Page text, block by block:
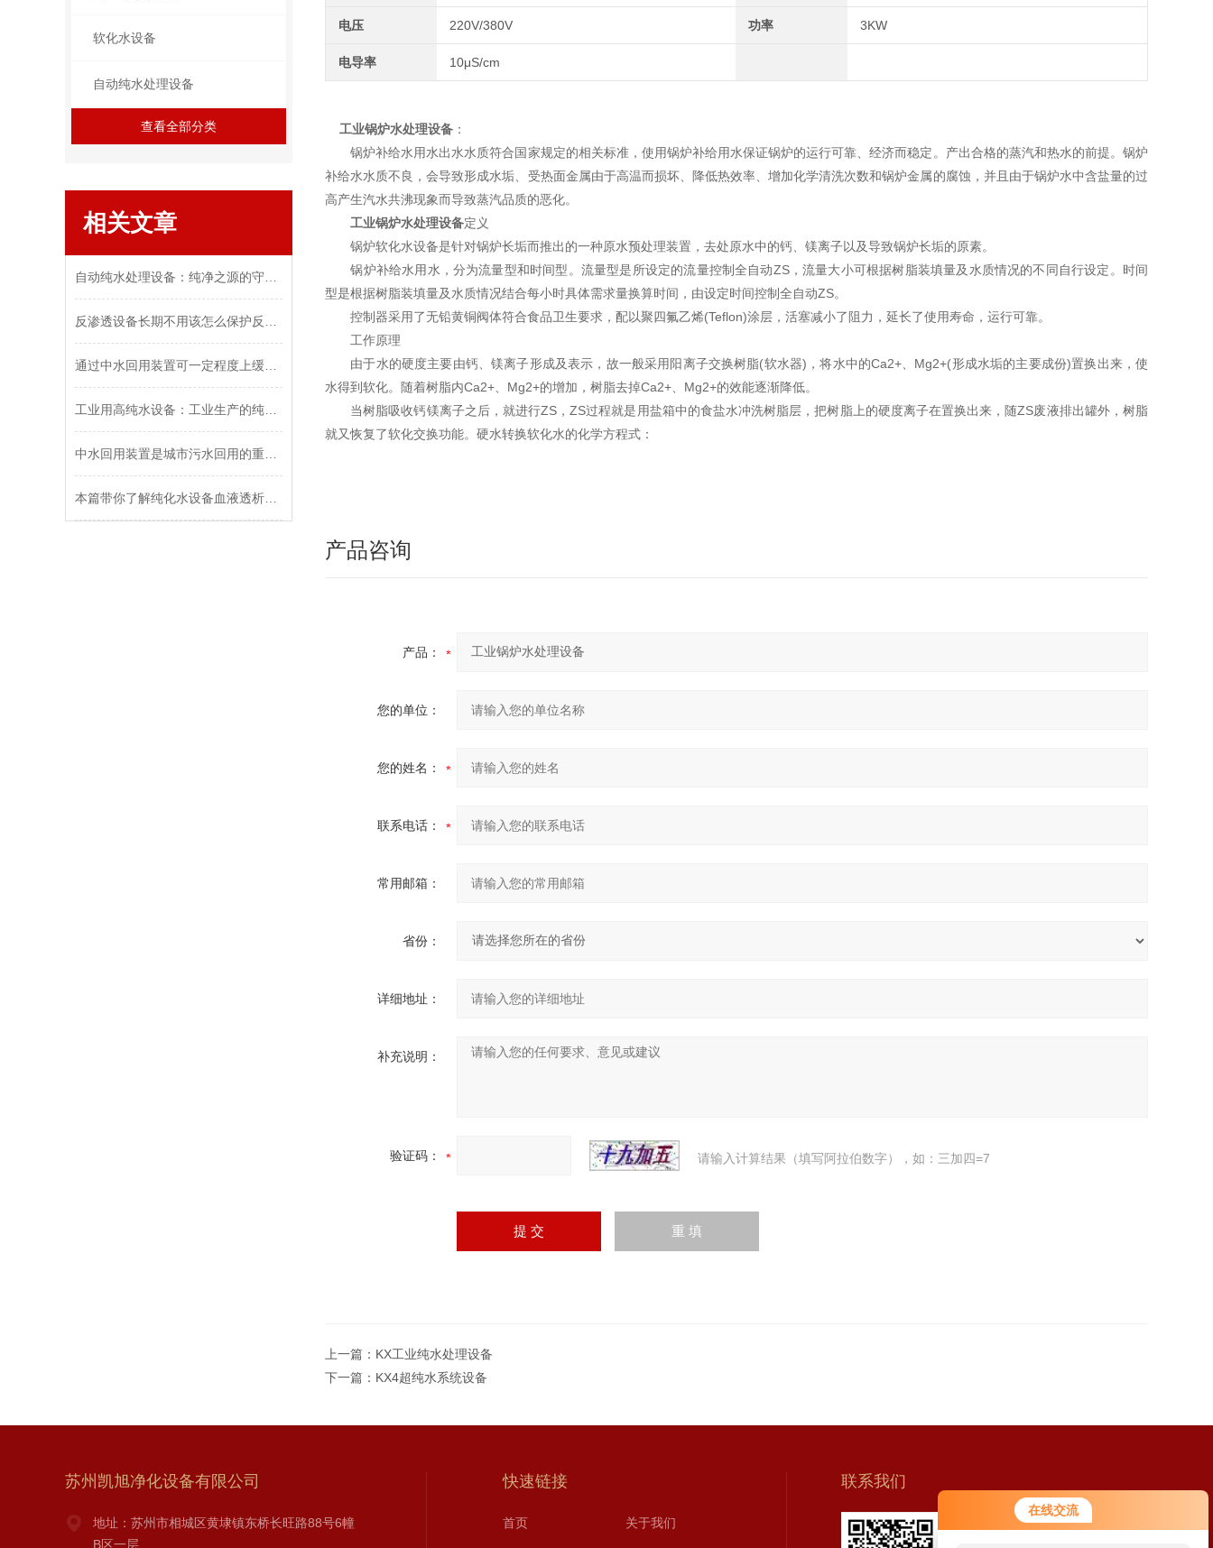
在线交流
软化水设备
自动纯水处理设备
查看全部分类
相关文章
电压 220V/380V 功率 3KW
电导率 10μS/cm
工业锅炉水处理设备 ：
锅炉补给水用水出水水质符合国家规定的相关标准，使用锅炉补给用水保证锅炉的运行可靠、经济而稳定。产出合格的蒸汽和热水的前提。锅炉
补给水水质不良，会导致形成水垢、受热面金属由于高温而损坏、降低热效率、增加化学清洗次数和锅炉金属的腐蚀，并且由于锅炉水中含盐量的过
高产生汽水共沸现象而导致蒸汽品质的恶化。
工业锅炉水处理设备定义
锅炉软化水设备是针对锅炉长垢而推出的一种原水预处理装置，去处原水中的钙、镁离子以及导致锅炉长垢的原素。
锅炉补给水用水，分为流量型和时间型。流量型是所设定的流量控制全自动ZS，流量大小可根据树脂装填量及水质情况的不同自行设定。时间
型是根据树脂装填量及水质情况结合每小时具体需求量换算时间，由设定时间控制全自动ZS。
控制器采用了无铅黄铜阀体符合食品卫生要求，配以聚四氟乙烯(Teflon)涂层，活塞减小了阻力，延长了使用寿命，运行可靠。
工作原理
由于水的硬度主要由钙、镁离子形成及表示，故一般采用阳离子交换树脂(软水器)，将水中的Ca2+、Mg2+(形成水垢的主要成份)置换出来，使
水得到软化。随着树脂内Ca2+、Mg2+的增加，树脂去掉Ca2+、Mg2+的效能逐渐降低。
当树脂吸收钙镁离子之后，就进行ZS，ZS过程就是用盐箱中的食盐水冲洗树脂层，把树脂上的硬度离子在置换出来，随ZS废液排出罐外，树脂
就又恢复了软化交换功能。硬水转换软化水的化学方程式：
产品咨询
产品：
您的单位：
您的姓名：
联系电话：
常用邮箱：
省份：
详细地址：
补充说明：
验证码： 请输入计算结果（填写阿拉伯数字），如：三加四=7
上一篇： KX工业纯水处理设备
下一篇： KX4超纯水系统设备
苏州凯旭净化设备有限公司
地址：苏州市相城区黄埭镇东桥长旺路88号6幢
B区一层
快速链接
首页 关于我们
联系我们
扫一扫 联系我们